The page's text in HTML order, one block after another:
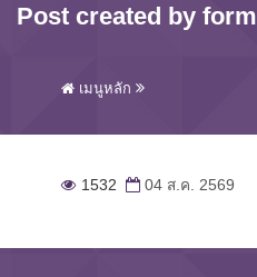
Post created by form
เมนูหลัก
1532 04 ส.ค. 2569